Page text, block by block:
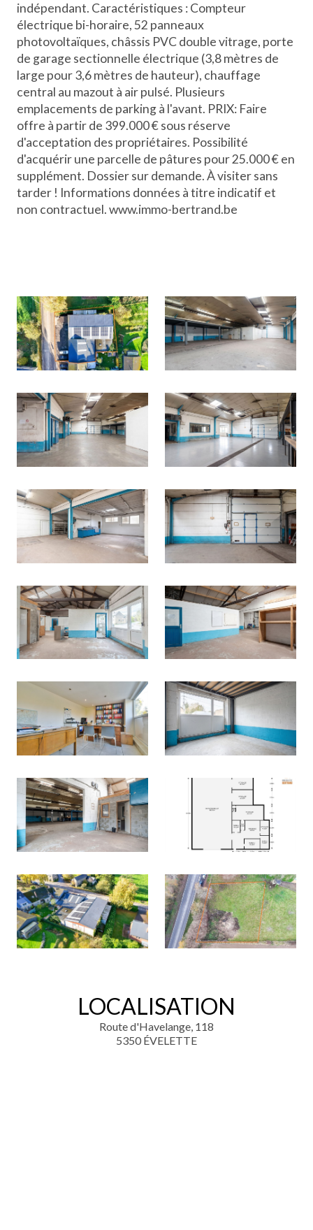
indépendant. Caractéristiques : Compteur
électrique bi-horaire, 52 panneaux
photovoltaïques, châssis PVC double vitrage, porte
de garage sectionnelle électrique (3,8 mètres de
large pour 3,6 mètres de hauteur), chauffage
central au mazout à air pulsé. Plusieurs
emplacements de parking à l'avant. PRIX: Faire
offre à partir de 399.000 € sous réserve
d'acceptation des propriétaires. Possibilité
d'acquérir une parcelle de pâtures pour 25.000 € en
supplément. Dossier sur demande. À visiter sans
tarder ! Informations données à titre indicatif et
non contractuel. www.immo-bertrand.be
LOCALISATION
Route d'Havelange, 118
5350 ÉVELETTE